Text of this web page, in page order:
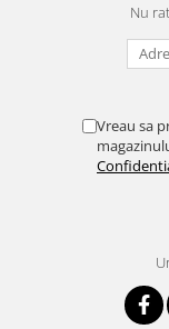
Nu
Vreau sa